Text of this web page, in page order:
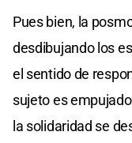
Pues bien, la
desdibujando los
el sentido de
sujeto es
la solidaridad se